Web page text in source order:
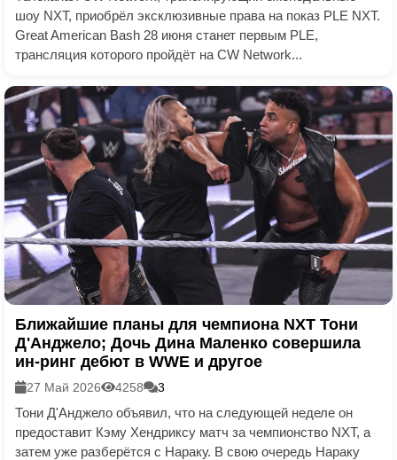
шоу NXT, приобрёл эксклюзивные права на показ PLE NXT.
Great American Bash 28 июня станет первым PLE,
трансляция которого пройдёт на CW Network...
Ближайшие планы для чемпиона NXT Тони
Д'Анджело; Дочь Дина Маленко совершила
ин-ринг дебют в WWE и другое
27 Май 2026 4258 3
Тони Д'Анджело объявил, что на следующей неделе он
предоставит Кэму Хендриксу матч за чемпионство NXT, а
затем уже разберётся с Нараку. В свою очередь Нараку